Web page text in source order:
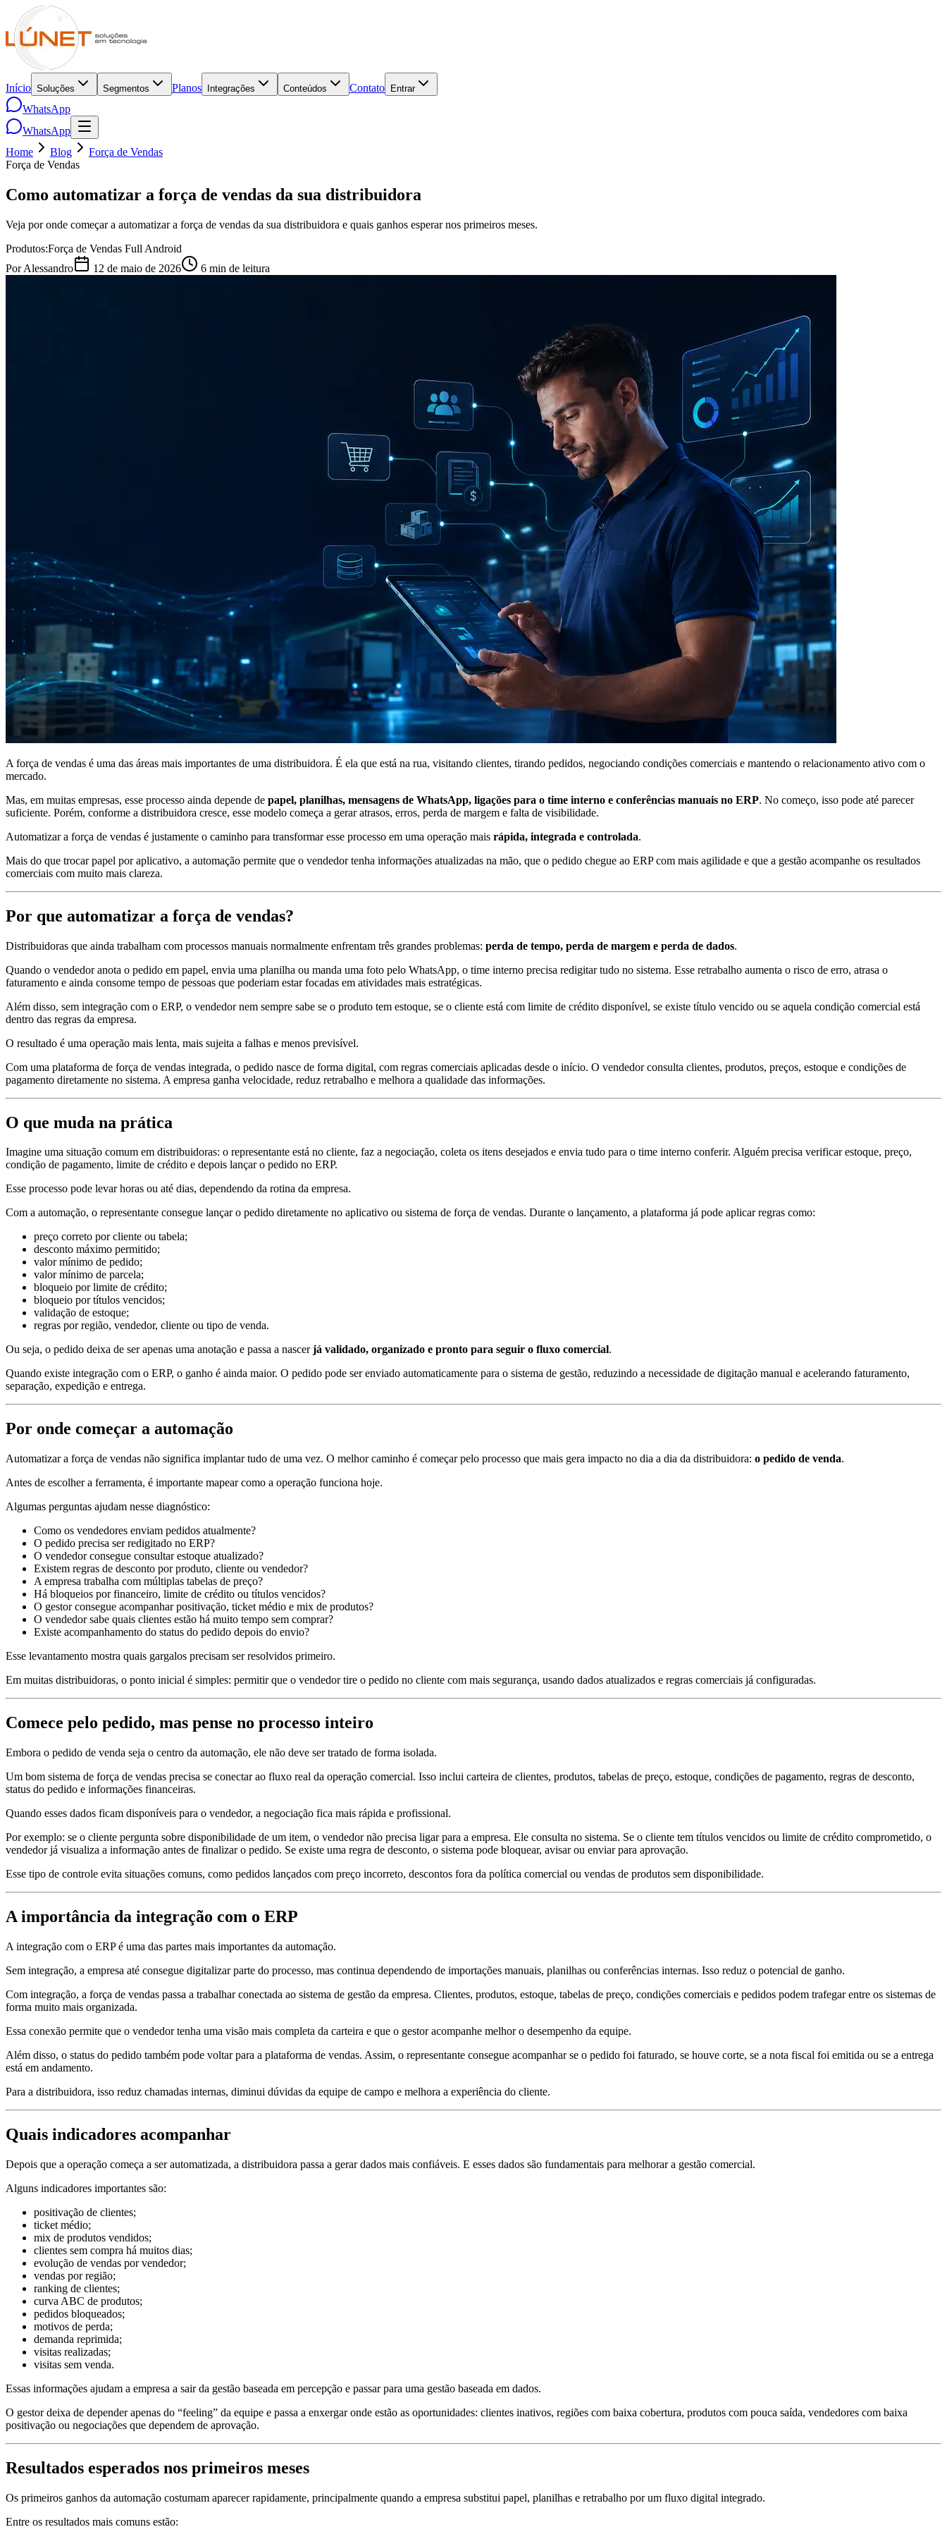
Início Soluções Segmentos Planos Integrações Conteúdos Contato Entrar
WhatsApp
WhatsApp
Home
Blog
Força de Vendas
Força de Vendas
Como automatizar a força de vendas da sua distribuidora
Veja por onde começar a automatizar a força de vendas da sua distribuidora e quais ganhos esperar nos primeiros meses.
Produtos:Força de Vendas Full Android
PorAlessandro 12 de maio de 2026 6 min de leitura
A força de vendas é uma das áreas mais importantes de uma distribuidora. É ela que está na rua, visitando clientes, tirando pedidos, negociando condições comerciais e mantendo o relacionamento ativo com o
mercado.
Mas, em muitas empresas, esse processo ainda depende de papel, planilhas, mensagens de WhatsApp, ligações para o time interno e conferências manuais no ERP. No começo, isso pode até parecer
suficiente. Porém, conforme a distribuidora cresce, esse modelo começa a gerar atrasos, erros, perda de margem e falta de visibilidade.
Automatizar a força de vendas é justamente o caminho para transformar esse processo em uma operação mais rápida, integrada e controlada.
Mais do que trocar papel por aplicativo, a automação permite que o vendedor tenha informações atualizadas na mão, que o pedido chegue ao ERP com mais agilidade e que a gestão acompanhe os resultados
comerciais com muito mais clareza.
Por que automatizar a força de vendas?
Distribuidoras que ainda trabalham com processos manuais normalmente enfrentam três grandes problemas: perda de tempo, perda de margem e perda de dados.
Quando o vendedor anota o pedido em papel, envia uma planilha ou manda uma foto pelo WhatsApp, o time interno precisa redigitar tudo no sistema. Esse retrabalho aumenta o risco de erro, atrasa o
faturamento e ainda consome tempo de pessoas que poderiam estar focadas em atividades mais estratégicas.
Além disso, sem integração com o ERP, o vendedor nem sempre sabe se o produto tem estoque, se o cliente está com limite de crédito disponível, se existe título vencido ou se aquela condição comercial está
dentro das regras da empresa.
O resultado é uma operação mais lenta, mais sujeita a falhas e menos previsível.
Com uma plataforma de força de vendas integrada, o pedido nasce de forma digital, com regras comerciais aplicadas desde o início. O vendedor consulta clientes, produtos, preços, estoque e condições de
pagamento diretamente no sistema. A empresa ganha velocidade, reduz retrabalho e melhora a qualidade das informações.
O que muda na prática
Imagine uma situação comum em distribuidoras: o representante está no cliente, faz a negociação, coleta os itens desejados e envia tudo para o time interno conferir. Alguém precisa verificar estoque, preço,
condição de pagamento, limite de crédito e depois lançar o pedido no ERP.
Esse processo pode levar horas ou até dias, dependendo da rotina da empresa.
Com a automação, o representante consegue lançar o pedido diretamente no aplicativo ou sistema de força de vendas. Durante o lançamento, a plataforma já pode aplicar regras como:
preço correto por cliente ou tabela;
desconto máximo permitido;
valor mínimo de pedido;
valor mínimo de parcela;
bloqueio por limite de crédito;
bloqueio por títulos vencidos;
validação de estoque;
regras por região, vendedor, cliente ou tipo de venda.
Ou seja, o pedido deixa de ser apenas uma anotação e passa a nascerjá validado, organizado e pronto para seguir o fluxo comercial.
Quando existe integração com o ERP, o ganho é ainda maior. O pedido pode ser enviado automaticamente para o sistema de gestão, reduzindo a necessidade de digitação manual e acelerando faturamento,
separação, expedição e entrega.
Por onde começar a automação
Automatizar a força de vendas não significa implantar tudo de uma vez. O melhor caminho é começar pelo processo que mais gera impacto no dia a dia da distribuidora: o pedido de venda.
Antes de escolher a ferramenta, é importante mapear como a operação funciona hoje.
Algumas perguntas ajudam nesse diagnóstico:
Como os vendedores enviam pedidos atualmente?
O pedido precisa ser redigitado no ERP?
O vendedor consegue consultar estoque atualizado?
Existem regras de desconto por produto, cliente ou vendedor?
A empresa trabalha com múltiplas tabelas de preço?
Há bloqueios por financeiro, limite de crédito ou títulos vencidos?
O gestor consegue acompanhar positivação, ticket médio e mix de produtos?
O vendedor sabe quais clientes estão há muito tempo sem comprar?
Existe acompanhamento do status do pedido depois do envio?
Esse levantamento mostra quais gargalos precisam ser resolvidos primeiro.
Em muitas distribuidoras, o ponto inicial é simples: permitir que o vendedor tire o pedido no cliente com mais segurança, usando dados atualizados e regras comerciais já configuradas.
Comece pelo pedido, mas pense no processo inteiro
Embora o pedido de venda seja o centro da automação, ele não deve ser tratado de forma isolada.
Um bom sistema de força de vendas precisa se conectar ao fluxo real da operação comercial. Isso inclui carteira de clientes, produtos, tabelas de preço, estoque, condições de pagamento, regras de desconto,
status do pedido e informações financeiras.
Quando esses dados ficam disponíveis para o vendedor, a negociação fica mais rápida e profissional.
Por exemplo: se o cliente pergunta sobre disponibilidade de um item, o vendedor não precisa ligar para a empresa. Ele consulta no sistema. Se o cliente tem títulos vencidos ou limite de crédito comprometido, o
vendedor já visualiza a informação antes de finalizar o pedido. Se existe uma regra de desconto, o sistema pode bloquear, avisar ou enviar para aprovação.
Esse tipo de controle evita situações comuns, como pedidos lançados com preço incorreto, descontos fora da política comercial ou vendas de produtos sem disponibilidade.
A importância da integração com o ERP
A integração com o ERP é uma das partes mais importantes da automação.
Sem integração, a empresa até consegue digitalizar parte do processo, mas continua dependendo de importações manuais, planilhas ou conferências internas. Isso reduz o potencial de ganho.
Com integração, a força de vendas passa a trabalhar conectada ao sistema de gestão da empresa. Clientes, produtos, estoque, tabelas de preço, condições comerciais e pedidos podem trafegar entre os sistemas de
forma muito mais organizada.
Essa conexão permite que o vendedor tenha uma visão mais completa da carteira e que o gestor acompanhe melhor o desempenho da equipe.
Além disso, o status do pedido também pode voltar para a plataforma de vendas. Assim, o representante consegue acompanhar se o pedido foi faturado, se houve corte, se a nota fiscal foi emitida ou se a entrega
está em andamento.
Para a distribuidora, isso reduz chamadas internas, diminui dúvidas da equipe de campo e melhora a experiência do cliente.
Quais indicadores acompanhar
Depois que a operação começa a ser automatizada, a distribuidora passa a gerar dados mais confiáveis. E esses dados são fundamentais para melhorar a gestão comercial.
Alguns indicadores importantes são:
positivação de clientes;
ticket médio;
mix de produtos vendidos;
clientes sem compra há muitos dias;
evolução de vendas por vendedor;
vendas por região;
ranking de clientes;
curva ABC de produtos;
pedidos bloqueados;
motivos de perda;
demanda reprimida;
visitas realizadas;
visitas sem venda.
Essas informações ajudam a empresa a sair da gestão baseada em percepção e passar para uma gestão baseada em dados.
O gestor deixa de depender apenas do “feeling” da equipe e passa a enxergar onde estão as oportunidades: clientes inativos, regiões com baixa cobertura, produtos com pouca saída, vendedores com baixa
positivação ou negociações que dependem de aprovação.
Resultados esperados nos primeiros meses
Os primeiros ganhos da automação costumam aparecer rapidamente, principalmente quando a empresa substitui papel, planilhas e retrabalho por um fluxo digital integrado.
Entre os resultados mais comuns estão: